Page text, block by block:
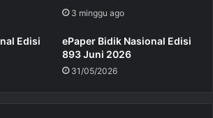
3 minggu ago
Edisi
ePaper Bidik Nasional Edisi
893 Juni 2026
31/05/2026